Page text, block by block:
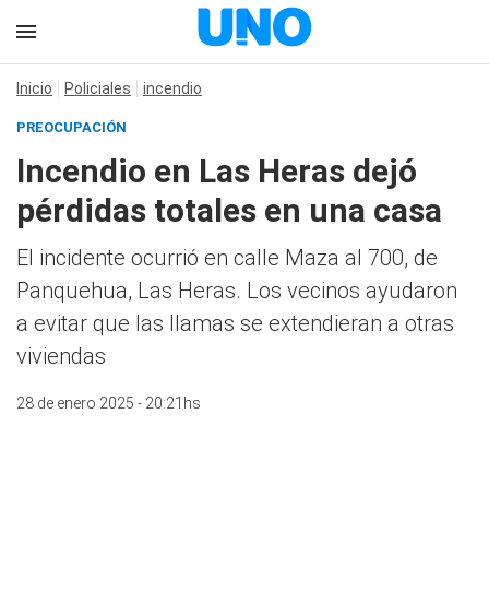
Inicio Policiales incendio
PREOCUPACIÓN
Incendio en Las Heras dejó
pérdidas totales en una casa
El incidente ocurrió en calle Maza al 700, de
Panquehua, Las Heras. Los vecinos ayudaron
a evitar que las llamas se extendieran a otras
viviendas
28 de enero 2025 - 20:21hs